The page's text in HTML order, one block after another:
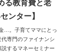
る教育費と老
ンター】
…。子育てママにとっ
専門のファイナンシ
するマネーセミナー